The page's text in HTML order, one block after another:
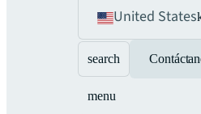
United States
search
menu